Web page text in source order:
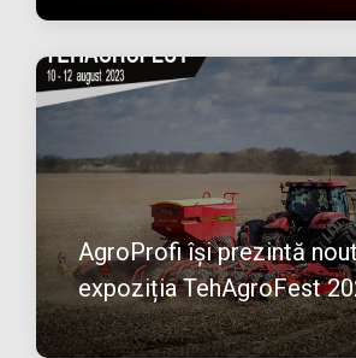
AgroProfi își prezintă
expoziția TehAgroFest